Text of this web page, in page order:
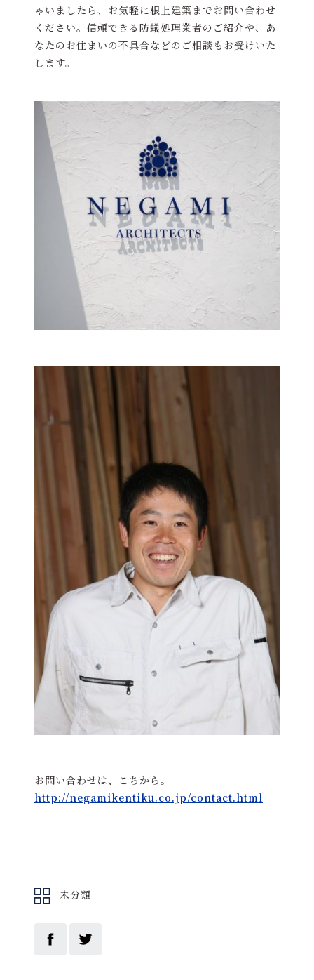
ゃいましたら、お気軽に根上建築までお問い合わせ
ください。信頼できる防蟻処理業者のご紹介や、あ
なたのお住まいの不具合などのご相談もお受けいた
します。
お問い合わせは、こちから。
http://negamikentiku.co.jp/contact.html
未分類